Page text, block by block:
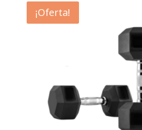
era:
$29.990.
es:
¡Oferta!